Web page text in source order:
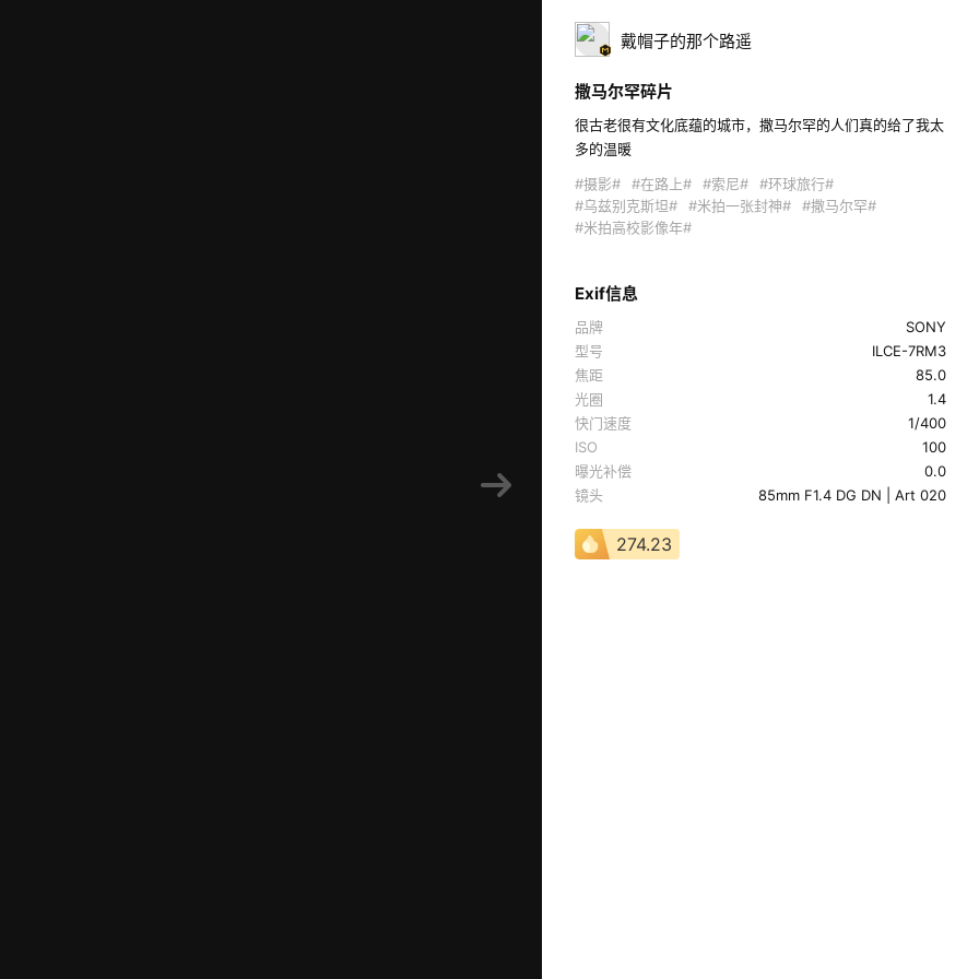
戴帽子的那个路遥
撒马尔罕碎片
很古老很有文化底蕴的城市，撒马尔罕的人们真的给了我太
多的温暖
#摄影#
#在路上# #索尼#
#环球旅行#
#乌兹别克斯坦#
#米拍一张封神#
#撒马尔罕#
#米拍高校影像年#
Exif信息
品牌
SONY
型号
ILCE-7RM3
焦距
85.0
光圈
1.4
快门速度
1/400
ISO
100
曝光补偿
0.0
镜头
85mm F1.4 DG DN | Art 020
274.23